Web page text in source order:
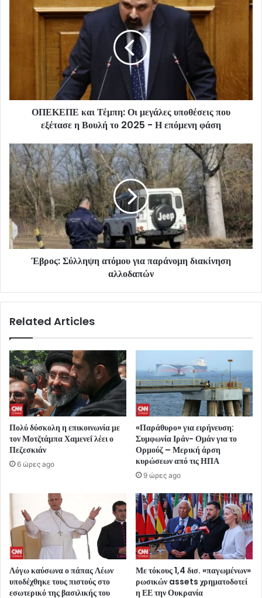
ΟΠΕΚΕΠΕ και Τέμπη: Οι μεγάλες υποθέσεις που
εξέτασε η Βουλή το 2025 - Η επόμενη φάση
Έβρος: Σύλληψη ατόμου για παράνομη διακίνηση
αλλοδαπών
Related Articles
Πολύ δύσκολη η επικοινωνία με
τον Μοτζτάμπα Χαμενεΐ λέει ο
Πεζεσκιάν
6 ώρες ago
«Παράθυρο» για ειρήνευση:
Συμφωνία Ιράν- Ομάν για το
Ορμούζ – Μερική άρση
κυρώσεων από τις ΗΠΑ
9 ώρες ago
Λόγω καύσωνα ο πάπας Λέων
υποδέχθηκε τους πιστούς στο
εσωτερικό της βασιλικής του
Με τόκους 1,4 δισ. «παγωμένων»
ρωσικών assets χρηματοδοτεί
η ΕΕ την Ουκρανία